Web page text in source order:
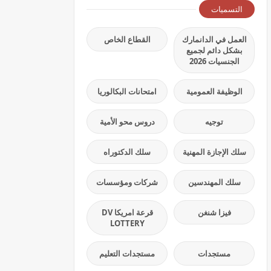
التسميات
العمل في الدانمارك
بشكل دائم لجميع
الجنسيات 2026
القطاع الخاص
الوظيفة العمومية امتحانات البكالوريا
توجيه دروس محو الأمية
سلك الإجازة المهنية سلك الدكتوراه
سلك المهندسين شركات ومؤسسات
فيزا شنغن
قرعة امريكا DV
LOTTERY
مستجدات مستجدات التعليم